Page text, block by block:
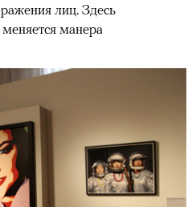
лиц. Здесь
меняется манера